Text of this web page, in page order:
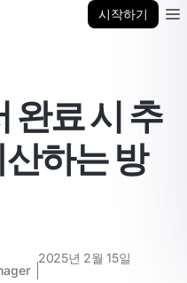
시작하기
완료 시 추
하는 방
2025년 2월 15일